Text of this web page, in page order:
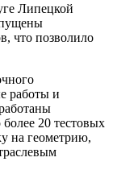
Липецкой
что позволило
работы и
20 тестовых
на геометрию,